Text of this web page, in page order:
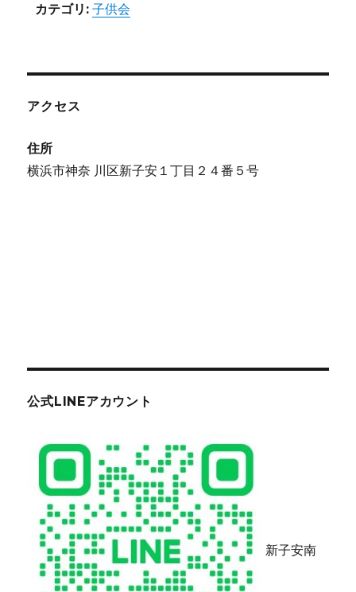
カテゴリ: 子供会
アクセス
住所
横浜市神奈 川区新子安１丁目２４番５号
公式LINEアカウント
新子安南